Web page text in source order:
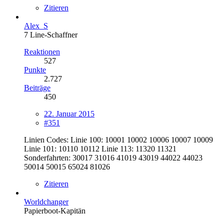
Zitieren
Alex_S
7 Line-Schaffner
Reaktionen
527
Punkte
2.727
Beiträge
450
22. Januar 2015
#351
Linien Codes: Linie 100: 10001 10002 10006 10007 10009
Linie 101: 10110 10112 Linie 113: 11320 11321
Sonderfahrten: 30017 31016 41019 43019 44022 44023
50014 50015 65024 81026
Zitieren
Worldchanger
Papierboot-Kapitän